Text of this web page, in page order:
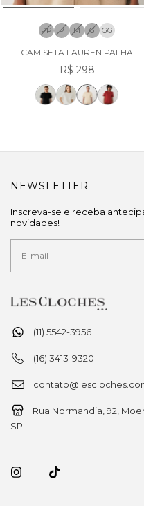
PP P M G GG
CAMISETA LAUREN PALHA
R$ 298
(11) 5542-3956
(16) 3413-9320
Rua Normandia, 92,
SP
NEWSLETTER
Inscreva-se e receba
novidades!